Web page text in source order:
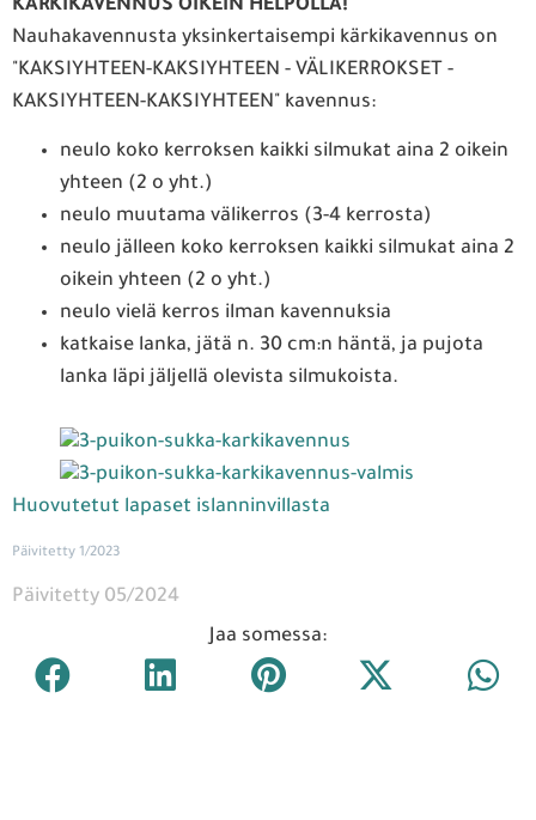
KÄRKIKAVENNUS OIKEIN HELPOLLA!
Nauhakavennusta yksinkertaisempi kärkikavennus on
"KAKSIYHTEEN-KAKSIYHTEEN - VÄLIKERROKSET -
KAKSIYHTEEN-KAKSIYHTEEN" kavennus:
neulo koko kerroksen kaikki silmukat aina 2 oikein
yhteen (2 o yht.)
neulo muutama välikerros (3-4 kerrosta)
neulo jälleen koko kerroksen kaikki silmukat aina 2
oikein yhteen (2 o yht.)
neulo vielä kerros ilman kavennuksia
katkaise lanka, jätä n. 30 cm:n häntä, ja pujota
lanka läpi jäljellä olevista silmukoista.
Huovutetut lapaset islanninvillasta
Päivitetty 1/2023
Päivitetty 05/2024
Jaa somessa: